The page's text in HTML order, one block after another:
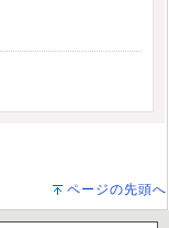
ページの先頭へ